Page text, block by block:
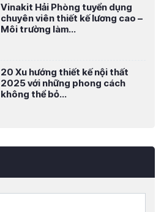
Vinakit Hải Phòng tuyển dụng
chuyên viên thiết kế lương cao –
Môi trường làm...
20 Xu hướng thiết kế nội thất
2025 với những phong cách
không thể bỏ...